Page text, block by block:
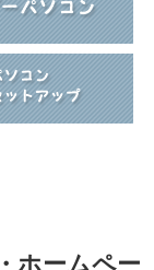
ホームペー